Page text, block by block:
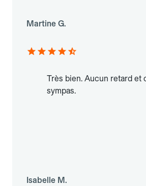
Martine G.
Très bien. Aucun retard et
sympas.
Isabelle M.